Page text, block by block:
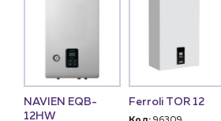
NAVIEN EQB-
12HW
Ferroli TOR 12